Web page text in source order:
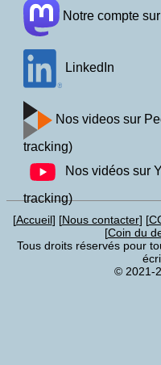
Notre compte
LinkedIn
Nos videos sur
tracking)
Nos vidéos sur
tracking)
Accueil Nous contacter
Coin du
Tous droits réservés pour
© 2021-